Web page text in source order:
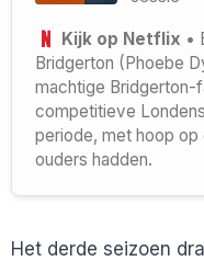
Kijk op Netflix •
Bridgerton (Phoebe
machtige Bridgerton-
competitieve
periode, met hoop op
ouders hadden.
Het derde seizoen